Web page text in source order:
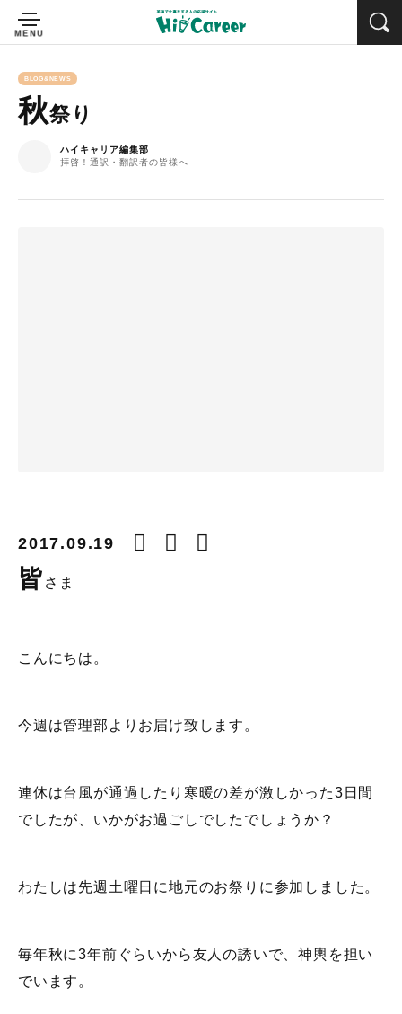
BLOG&NEWS
秋祭り
ハイキャリア編集部
拝啓！通訳・翻訳者の皆様へ
2017.09.19
皆 さま
こんにちは。
今週は管理部よりお届け致します。
連休は台風が通過したり寒暖の差が激しかった3日間
でしたが、いかがお過ごしでしたでしょうか？
わたしは先週土曜日に地元のお祭りに参加しました。
毎年秋に3年前ぐらいから友人の誘いで、神輿を担い
でいます。